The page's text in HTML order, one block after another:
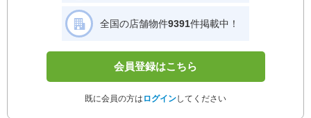
全国の店舗物件9391件掲載中！
会員登録はこちら
既に会員の方は ログインしてください